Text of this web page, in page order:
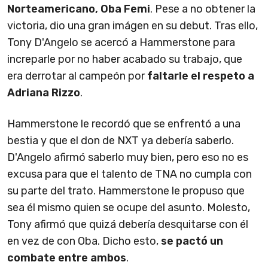
Norteamericano, Oba Femi. Pese a no obtener la
victoria, dio una gran imágen en su debut. Tras ello,
Tony D'Angelo se acercó a Hammerstone para
increparle por no haber acabado su trabajo, que
era derrotar al campeón porfaltarle el respeto a
Adriana Rizzo.
Hammerstone le recordó que se enfrentó a una
bestia y que el don de NXT ya debería saberlo.
D'Angelo afirmó saberlo muy bien, pero eso no es
excusa para que el talento de TNA no cumpla con
su parte del trato. Hammerstone le propuso que
sea él mismo quien se ocupe del asunto. Molesto,
Tony afirmó que quizá debería desquitarse con él
en vez de con Oba. Dicho esto,se pactó un
combate entre ambos.